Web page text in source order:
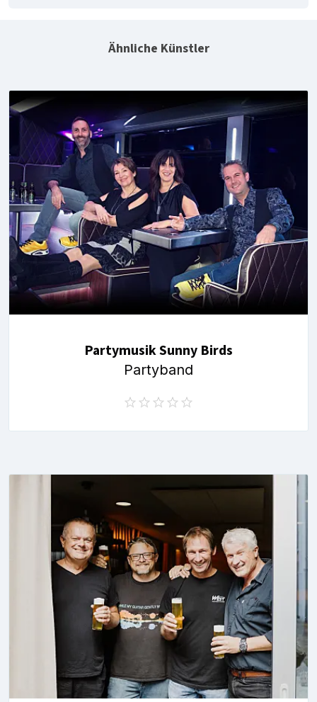
Ähnliche Künstler
Partymusik Sunny Birds
Partyband